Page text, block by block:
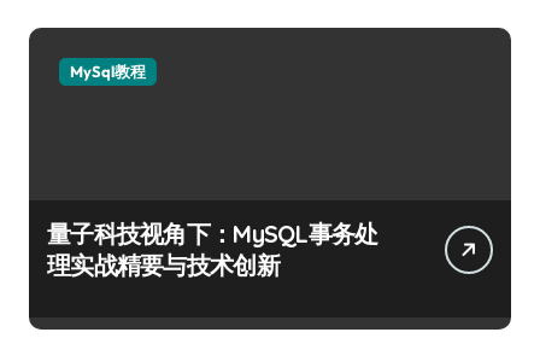
MySql教程
量子科技视角下：MySQL事务处
理实战精要与技术创新